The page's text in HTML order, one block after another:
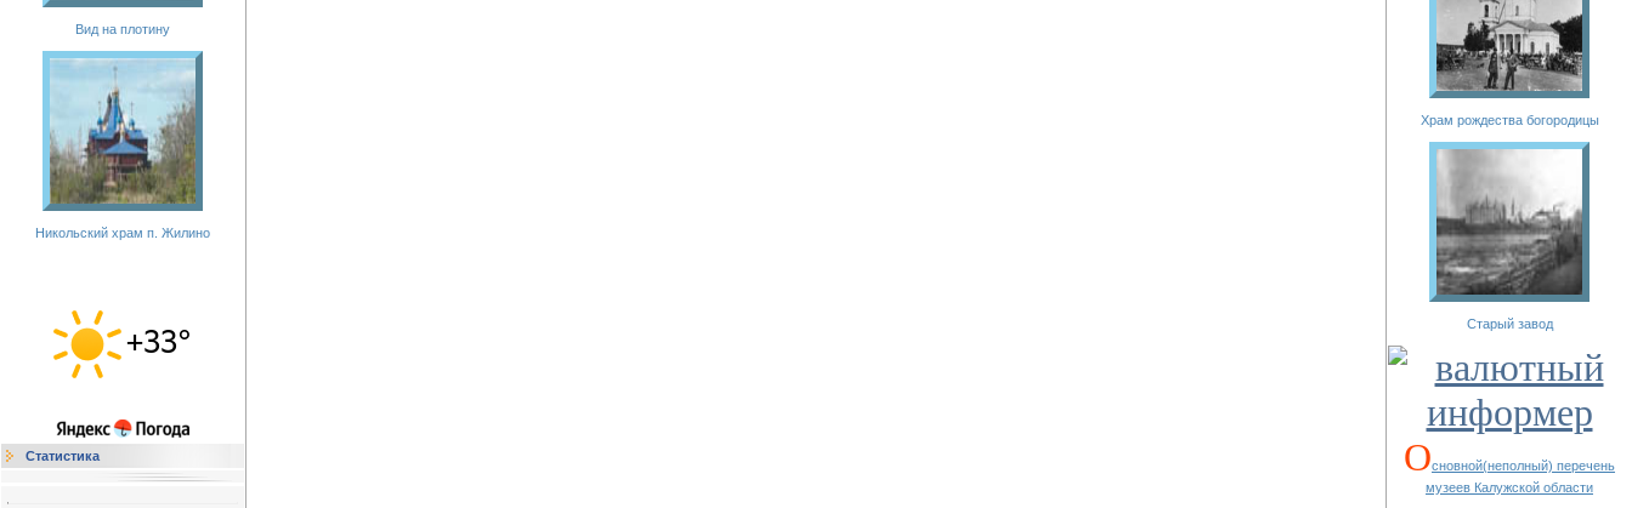
Вид на плотину
Никольский храм п. Жилино
Статистика
Храм рождества богородицы
Старый завод
Основной(неполный) перечень
музеев Калужской области